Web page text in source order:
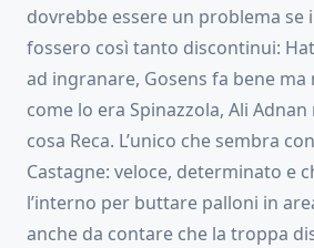
dovrebbe essere un problema se
fossero così tanto discontinui:
ad ingranare, Gosens fa bene ma
come lo era Spinazzola, Ali
cosa Reca. L’unico che sembra
Castagne: veloce, determinato e
l’interno per buttare palloni in
anche da contare che la troppa